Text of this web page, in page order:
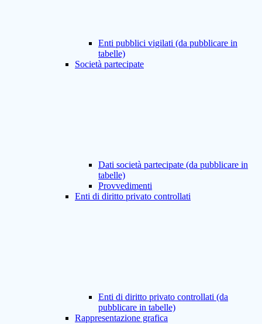
Enti pubblici vigilati (da pubblicare in
tabelle)
Società partecipate
Dati società partecipate (da pubblicare in
tabelle)
Provvedimenti
Enti di diritto privato controllati
Enti di diritto privato controllati (da
pubblicare in tabelle)
Rappresentazione grafica